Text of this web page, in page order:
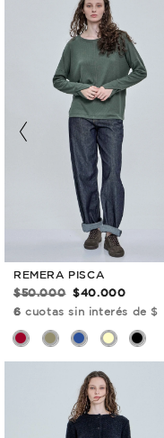
REMERA PISCA
$50.000
$40.000
6 cuotas sin interés de $